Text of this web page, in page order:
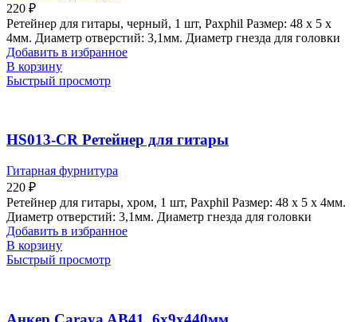
220 ₽
Ретейнер для гитары, черный, 1 шт, Paxphil Размер: 48 х 5 х
4мм. Диаметр отверстий: 3,1мм. Диаметр гнезда для головки
Добавить в избранное
В корзину
Быстрый просмотр
HS013-CR Ретейнер для гитары
Гитарная фурнитура
220 ₽
Ретейнер для гитары, хром, 1 шт, Paxphil Размер: 48 х 5 х 4мм.
Диаметр отверстий: 3,1мм. Диаметр гнезда для головки
Добавить в избранное
В корзину
Быстрый просмотр